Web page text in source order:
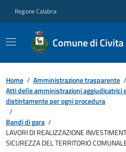
Regione Calabria
Comune di Civita
Home / Amministrazione trasparente /
Atti delle amministrazioni aggiudicatrici
distintamente per ogni procedura
/
Bandi di gara /
LAVORI DI REALIZZAZIONE
SICUREZZA DEL TERRITORIO